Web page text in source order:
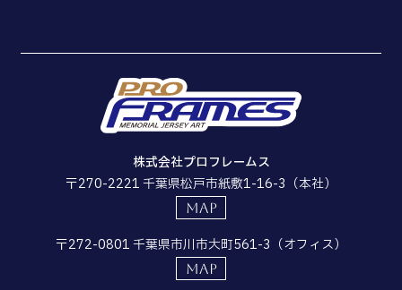
株式会社プロフレームス
〒270-2221 千葉県松戸市紙敷1-16-3（本社）
MAP
〒272-0801 千葉県市川市大町561-3（オフィス）
MAP